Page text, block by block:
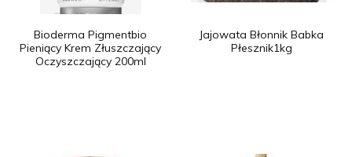
Bioderma Pigmentbio
Pieniący Krem Złuszczający
Oczyszczający 200ml
Jajowata Błonnik Babka
Płesznik1kg